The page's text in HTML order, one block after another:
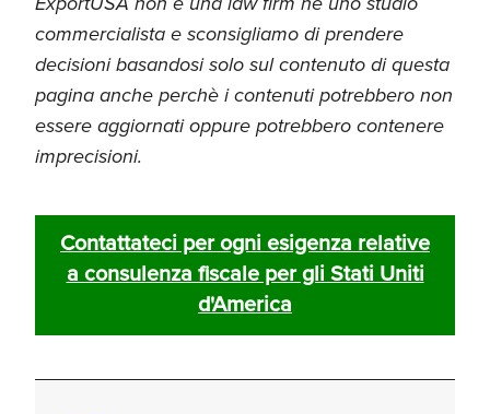
commercialista e sconsigliamo di prendere
decisioni basandosi solo sul contenuto di questa
pagina anche perchè i contenuti potrebbero non
essere aggiornati oppure potrebbero contenere
imprecisioni.
Contattateci per ogni esigenza relative
a consulenza fiscale per gli Stati Uniti
d'America